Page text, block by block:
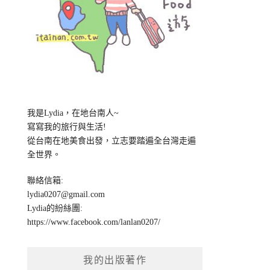
我是Lydia，在地台南人~
寫寫我的旅行與生活!
從台南在地美食出發，立志要踏遍全台灣走遍
全世界。
聯絡信箱:
lydia0207@gmail.com
Lydia的紛絲團:
https://www.facebook.com/lanlan0207/
我的出版著作